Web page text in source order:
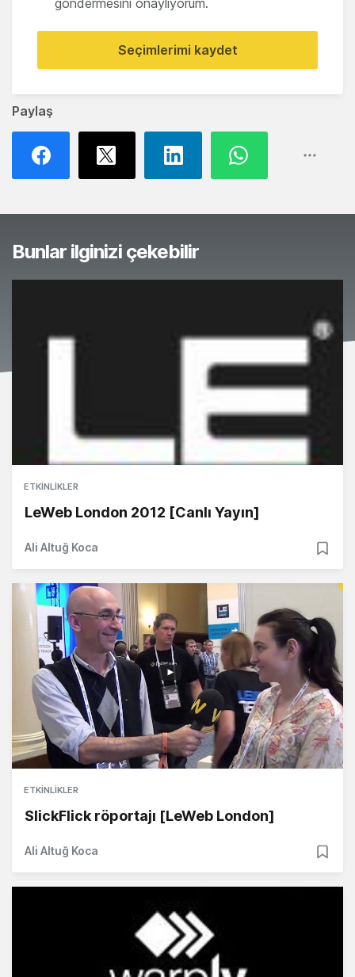
Paylaş
göndermesini onaylıyorum.
Seçimlerimi kaydet
Bunlar ilginizi çekebilir
ETKINLIKLER
LeWeb London 2012 [Canlı Yayın]
Ali Altuğ Koca
ETKINLIKLER
SlickFlick röportajı [LeWeb London]
Ali Altuğ Koca